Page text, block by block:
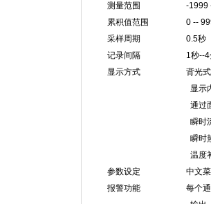
测量范围 -1999 -
累积值范围 0 --
采样周期 0.5秒
记录间隔 1秒--4分钟之
显示方式 背光式大屏幕
显示内容可由汉字，
通过面板按键可完成画
瞬时流量显示：0 -
瞬时热能显示：0 -
温度补偿显示：-
参数设定 中文菜单提示，
报警功能 每个通道zui多可